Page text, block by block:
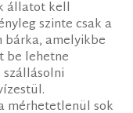
állatot kell
szinte csak a
bárka, amelyikbe
be lehetne
mérhetetlenül sok